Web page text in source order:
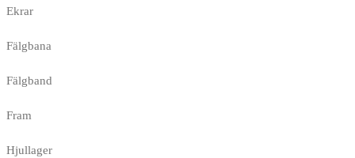
Ekrar
Fälgbana
Fälgband
Fram
Hjullager